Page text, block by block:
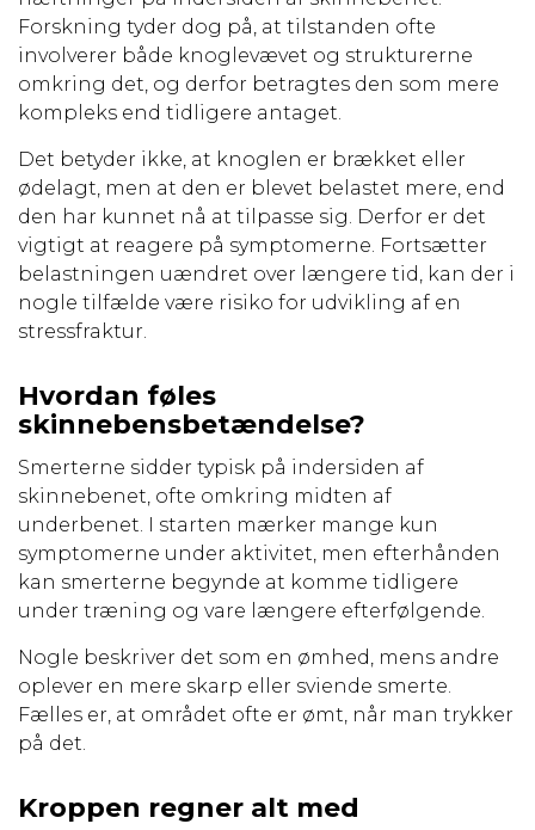
Forskning tyder dog på, at tilstanden ofte
involverer både knoglevævet og strukturerne
omkring det, og derfor betragtes den som mere
kompleks end tidligere antaget.
Det betyder ikke, at knoglen er brækket eller
ødelagt, men at den er blevet belastet mere, end
den har kunnet nå at tilpasse sig. Derfor er det
vigtigt at reagere på symptomerne. Fortsætter
belastningen uændret over længere tid, kan der i
nogle tilfælde være risiko for udvikling af en
stressfraktur.
Hvordan føles
skinnebensbetændelse?
Smerterne sidder typisk på indersiden af
skinnebenet, ofte omkring midten af
underbenet. I starten mærker mange kun
symptomerne under aktivitet, men efterhånden
kan smerterne begynde at komme tidligere
under træning og vare længere efterfølgende.
Nogle beskriver det som en ømhed, mens andre
oplever en mere skarp eller sviende smerte.
Fælles er, at området ofte er ømt, når man trykker
på det.
Kroppen regner alt med